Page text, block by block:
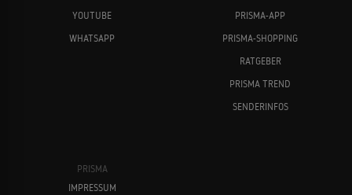
YOUTUBE
WHATSAPP
PRISMA-APP
PRISMA-SHOPPING
RATGEBER
PRISMA TREND
SENDERINFOS
PRISMA
IMPRESSUM